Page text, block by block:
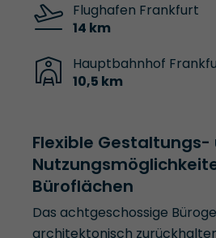
Flughafen Frankfurt
14 km
Hauptbahnhof
10,5 km
Flexible Gestaltungs-
Büroflächen
Das achtgeschossige
architektonisch